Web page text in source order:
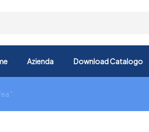
Azienda Download Catalogo